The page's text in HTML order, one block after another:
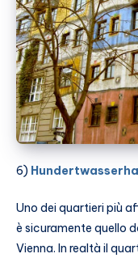
6)
Uno dei quartieri più
è sicuramente quello
Vienna. In realtà il